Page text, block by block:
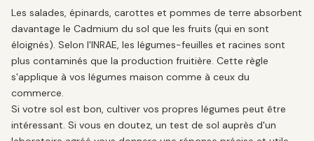
Les salades, épinards, carottes et pommes de terre absorbent
davantage le Cadmium du sol que les fruits (qui en sont
éloignés). Selon l'INRAE, les légumes-feuilles et racines sont
plus contaminés que la production fruitière. Cette règle
s'applique à vos légumes maison comme à ceux du
commerce.
Si votre sol est bon, cultiver vos propres légumes peut être
intéressant. Si vous en doutez, un test de sol auprès d'un